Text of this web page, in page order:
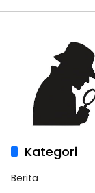
Kategori
Berita